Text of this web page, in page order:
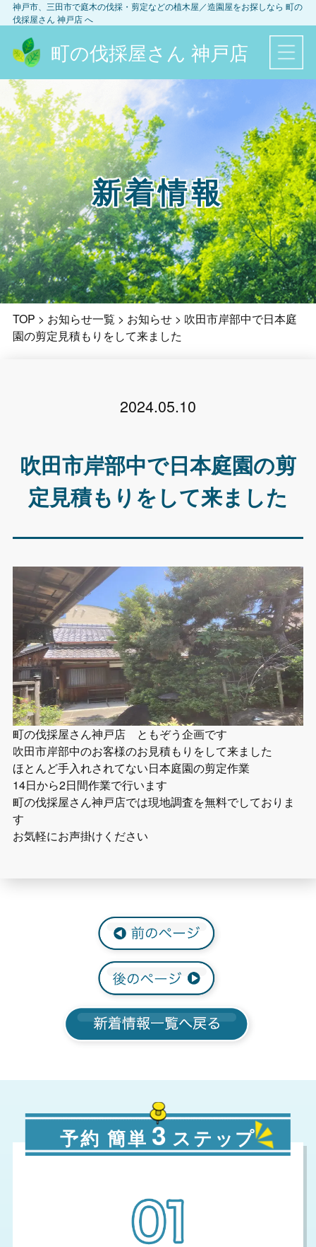
神戸市、三田市で庭木の伐採・剪定などの植木屋／造園屋をお探しなら 町の
伐採屋さん 神戸店へ
町の伐採屋さん 神戸店
新着情報
TOP > お知らせ一覧 > お知らせ> 吹田市岸部中で日本庭
園の剪定見積もりをして来ました
2024.05.10
吹田市岸部中で日本庭園の剪
定見積もりをして来ました
町の伐採屋さん神戸店 ともぞう企画です
吹田市岸部中のお客様のお見積もりをして来ました
ほとんど手入れされてない日本庭園の剪定作業
14日から2日間作業で行います
町の伐採屋さん神戸店では現地調査を無料でしておりま
す
お気軽にお声掛けください
予約 簡単 3 ステップ